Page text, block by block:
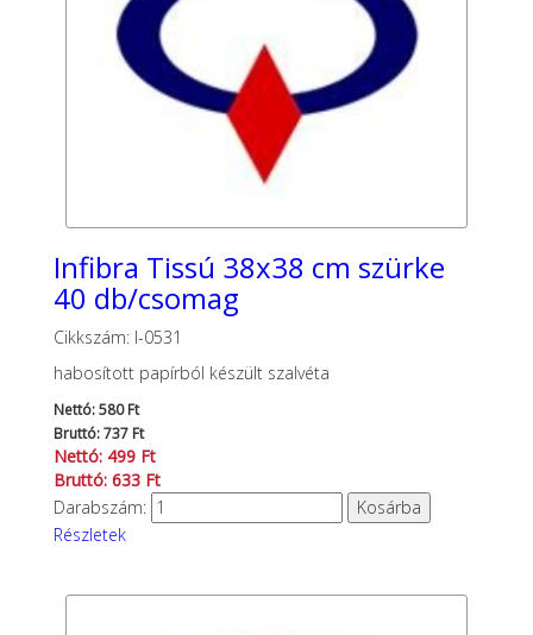
Infibra Tissú 38x38 cm szürke
40 db/csomag
Cikkszám: I-0531
habosított papírból készült szalvéta
Nettó: 580 Ft
Bruttó: 737 Ft
Nettó: 499 Ft
Bruttó: 633 Ft
Darabszám:
Részletek